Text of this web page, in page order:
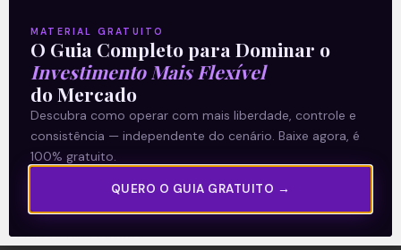
Sobre nós
Termos e Condições
Política de Privacidade
Explore
E Eu Com Isso?
Vídeos no Youtube
MATERIAL GRATUITO
O Guia Completo para Dominar o
Investimento Mais Flexível
do Mercado
Descubra como operar com mais liberdade, controle e
consistência — independente do cenário. Baixe agora, é
100% gratuito.
QUERO O GUIA GRATUITO →